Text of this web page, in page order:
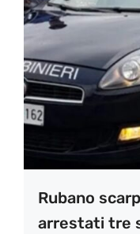
Rubano
arrestati tre